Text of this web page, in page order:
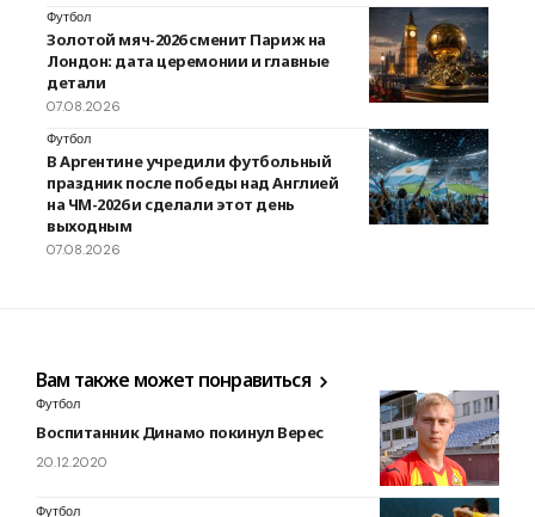
Футбол
Золотой мяч-2026 сменит Париж на
Лондон: дата церемонии и главные
детали
07.08.2026
Футбол
В Аргентине учредили футбольный
праздник после победы над Англией
на ЧМ-2026 и сделали этот день
выходным
07.08.2026
Вам также может понравиться
Футбол
Воспитанник Динамо покинул Верес
20.12.2020
Футбол